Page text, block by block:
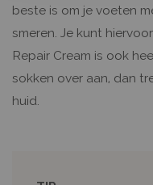
beste is om je voeten
smeren. Je kunt
Repair Cream is ook
sokken over aan, dan
huid.